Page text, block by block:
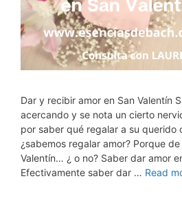
Dar y recibir amor en San Valentín
acercando y se nota un cierto
por saber qué regalar a su querido
¿sabemos regalar amor? Porque
Valentín… ¿ o no? Saber dar amor
Efectivamente saber dar … Read